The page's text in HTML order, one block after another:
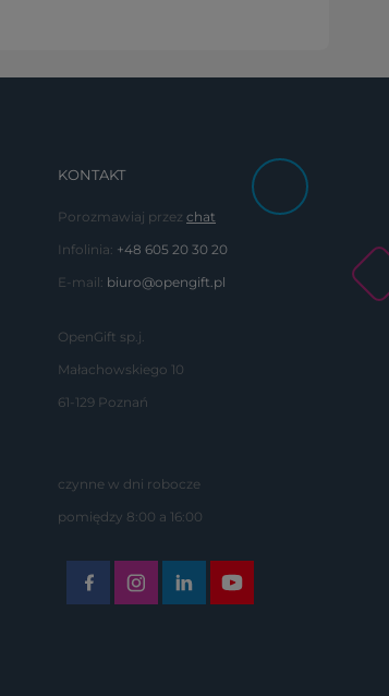
KONTAKT
Porozmawiaj przezchat
Infolinia: +48 605 20 30 20
E-mail: biuro@opengift.pl
OpenGift sp.j.
Małachowskiego 10
61-129 Poznań
czynne w dni robocze
pomiędzy 8:00 a 16:00